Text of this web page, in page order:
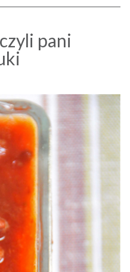
pani